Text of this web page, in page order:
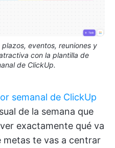
eventos, reuniones y
con la plantilla de
de ClickUp.
semanal de ClickUp
de la semana que
exactamente qué va
metas te vas a centrar